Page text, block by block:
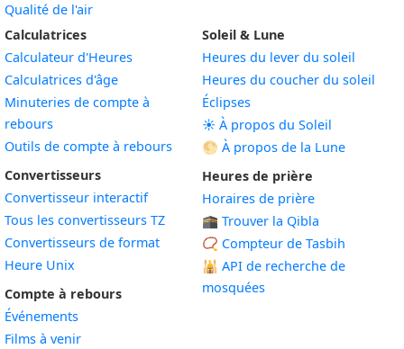
Qualité de l'air
Calculatrices
Calculateur d'Heures
Calculatrices d'âge
Minuteries de compte à
rebours
Outils de compte à rebours
Convertisseurs
Convertisseur interactif
Tous les convertisseurs TZ
Convertisseurs de format
Heure Unix
Compte à rebours
Événements
Films à venir
Soleil & Lune
Heures du lever du soleil
Heures du coucher du soleil
Éclipses
☀️ À propos du Soleil
🌕 À propos de la Lune
Heures de prière
Horaires de prière
🕋 Trouver la Qibla
📿 Compteur de Tasbih
🕌 API de recherche de
mosquées